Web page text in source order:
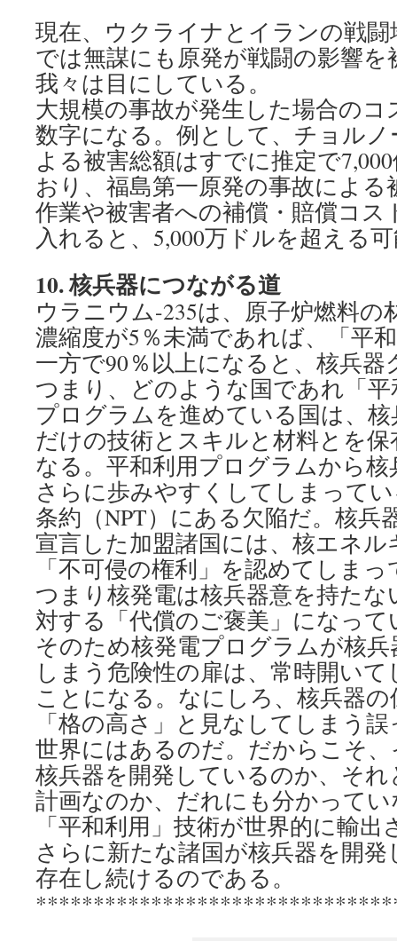
現在、ウクライナとイランの戦闘
では無謀にも原発が戦闘の影響
我々は目にしている。
大規模の事故が発生した場合の
数字になる。例として、チョル
よる被害総額はすでに推定で
おり、福島第一原発の事故による
作業や被害者への補償・賠償コ
入れると、5,000万ドルを超える
10.核兵器につながる道
ウラニウム-235は、原子炉燃料
濃縮度が5％未満であれば、「平
一方で90％以上になると、核兵
つまり、どのような国であれ「
プログラムを進めている国は、
だけの技術とスキルと材料とを
なる。平和利用プログラムから
さらに歩みやすくしてしまって
条約（NPT）にある欠陥だ。核兵
宣言した加盟諸国には、核エネル
「不可侵の権利」を認めてしま
つまり核発電は核兵器意を持た
対する「代償のご褒美」になっ
そのため核発電プログラムが核
しまう危険性の扉は、常時開い
ことになる。なにしろ、核兵器
「格の高さ」と見なしてしまう
世界にはあるのだ。だからこそ
核兵器を開発しているのか、そ
計画なのか、だれにも分かって
「平和利用」技術が世界的に輸
さらに新たな諸国が核兵器を開
存在し続けるのである。